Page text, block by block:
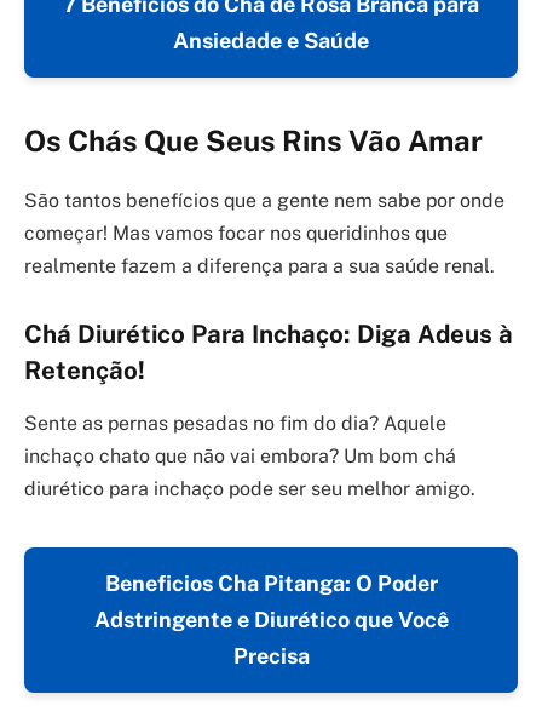
Ansiedade e Saúde
Os Chás Que Seus Rins Vão Amar
São tantos benefícios que a gente nem sabe por onde
começar! Mas vamos focar nos queridinhos que
realmente fazem a diferença para a sua saúde renal.
Chá Diurético Para Inchaço: Diga Adeus à
Retenção!
Sente as pernas pesadas no fim do dia? Aquele
inchaço chato que não vai embora? Um bom chá
diurético para inchaço pode ser seu melhor amigo.
Beneficios Cha Pitanga: O Poder
Adstringente e Diurético que Você
Precisa